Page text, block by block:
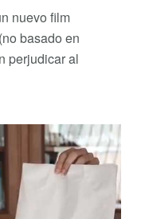
nuevo film
basado en
perjudicar al